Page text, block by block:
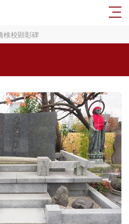
検校顕彰碑